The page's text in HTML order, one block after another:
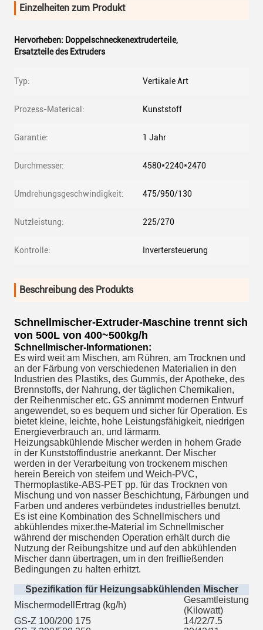
Einzelheiten zum Produkt
Hervorheben: Doppelschneckenextruderteile,
Ersatzteile des Extruders
Typ: Vertikale Art
Prozess-Materical: Kunststoff
Garantie: 1 Jahr
Durchmesser: 4580*2240*2470
Umdrehungsgeschwindigkeit: 475/950/130
Nutzleistung: 225/270
Kontrolle: Invertersteuerung
Beschreibung des Produkts
Schnellmischer-Extruder-Maschine trennt sich
von 500L von 400~500kg/h
Schnellmischer-Informationen:
Es wird weit am Mischen, am Rühren, am Trocknen und
an der Färbung von verschiedenen Materialien in den
Industrien des Plastiks, des Gummis, der Apotheke, des
Brennstoffs, der Nahrung, der täglichen Chemikalien,
der Reihenmischer etc. GS annimmt modernen Entwurf
angewendet, so es bequem und sicher für Operation. Es
bietet kleine, leichte, hohe Leistungsfähigkeit, niedrigen
Energieverbrauch an, und lärmarm.
Heizungsabkühlende Mischer werden in hohem Grade
in der Kunststoffindustrie anerkannt. Der Mischer
werden in der Verarbeitung von trockenem mischen
herein Bereich von steifem und Weich-PVC,
Thermoplastike-ABS-PET pp. für das Trocknen von
Mischung und von nasser Beschichtung, Färbungen und
Farben und anderes verbündetes industrielles benutzt.
Es ist eine Kombination des Schnellmischers und
abkühlendes mixer.the-Material im Schnellmischer
während der mischenden Operation erhält durch die
Nutzung der Reibungshitze und auf den abkühlenden
Mischer dann übertragen, um in den freifließenden
Bedingungen zu halten erhitzt.
Spezifikation für Heizungsabkühlenden Mischer
Mischermodell Ertrag (kg/h)
Gesamtleistung
(Kilowatt)
GS-Z 100/200 175
14/22/7.5